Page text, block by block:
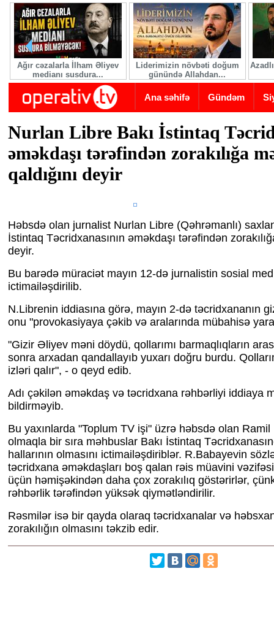
Skip to main content
Ağır cəzalarla İlham Əliyev
medianı susdura...
Liderimizin növbəti doğum
günündə Allahdan...
Ana səhifə Gündəm
Nurlan Libre Bakı İstintaq
əməkdaşı tərəfindən zorakılığa
qaldığını deyir
Həbsdə olan jurnalist Nurlan Libre (Qəhrəmanlı)
İstintaq Təcridxanasının əməkdaşı tərəfindən
deyir.
Bu barədə müraciət mayın 12-də jurnalistin sosial
ictimailəşdirilib.
N.Librenin iddiasına görə, mayın 2-də təcridxananın
onu "provokasiyaya çəkib və aralarında mübahisə
"Gizir Əliyev məni döydü, qollarımı barmaqlıqların
sonra arxadan qandallayıb yuxarı doğru burdu.
izləri qalır", - o qeyd edib.
Adı çəkilən əməkdaş və təcridxana rəhbərliyi iddiaya
bildirməyib.
Bu yaxınlarda "Toplum TV işi" üzrə həbsdə olan
olmaqla bir sıra məhbuslar Bakı İstintaq
hallarının olmasını ictimailəşdiriblər. R.Babayevin
təcridxana əməkdaşları boş qalan rəis müavini
üçün həmişəkindən daha çox zorakılıq göstərirlər,
rəhbərlik tərəfindən yüksək qiymətləndirilir.
Rəsmilər isə bir qayda olaraq təcridxanalar və
zorakılığın olmasını təkzib edir.